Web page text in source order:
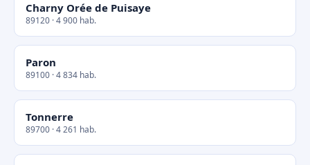
Charny Orée de Puisaye
89120 · 4 900 hab.
Paron
89100 · 4 834 hab.
Tonnerre
89700 · 4 261 hab.